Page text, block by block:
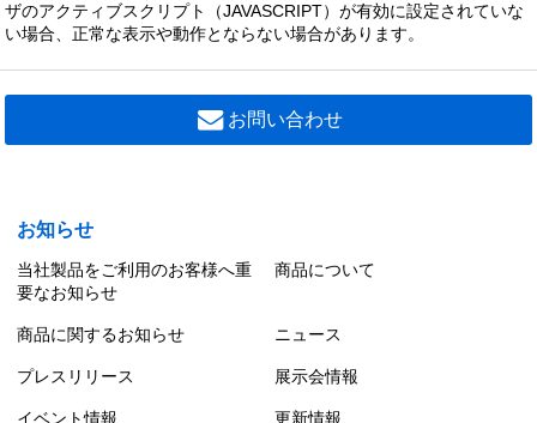
ザのアクティブスクリプト（JAVASCRIPT）が有効に設定されていな
い場合、正常な表示や動作とならない場合があります。
お問い合わせ
お知らせ
当社製品をご利用のお客様へ重
要なお知らせ
商品について
商品に関するお知らせ ニュース
プレスリリース 展示会情報
イベント情報 更新情報